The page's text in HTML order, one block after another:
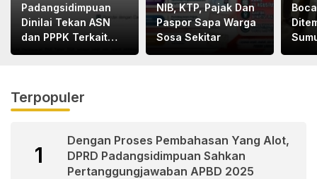
Padangsidimpuan
Dinilai Tekan ASN
dan PPPK Terkait
NIB, KTP, Pajak Dan
Paspor Sapa Warga
Sosa Sekitar
Terpopuler
1
Dengan Proses Pembahasan Yang Alot,
DPRD Padangsidimpuan Sahkan
Pertanggungjawaban APBD 2025